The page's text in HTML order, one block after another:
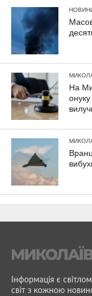
На
Інформація є
світ з кожною